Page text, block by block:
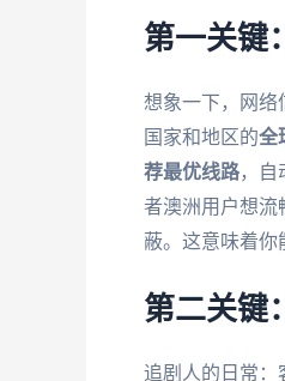
第一关键
想象一下，网络
国家和地区的全
荐最优线路，自
者澳洲用户想
蔽。这意味着你
第二关键
追剧人的日常：